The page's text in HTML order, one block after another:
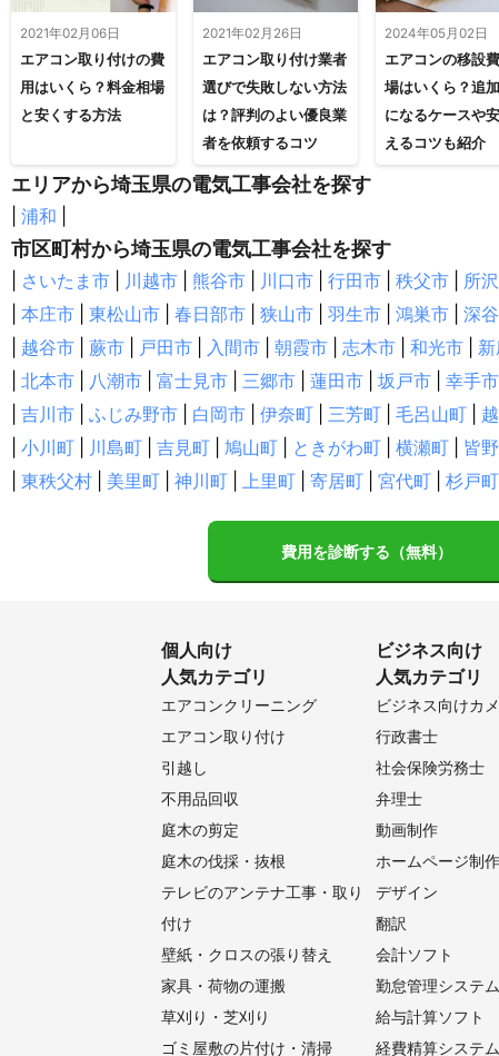
2021年02月06日
エアコン取り付けの費
用はいくら？料金相場
と安くする方法
2021年02月26日
エアコン取り付け業者
選びで失敗しない方法
は？評判のよい優良業
者を依頼するコツ
2024年05月02日
エアコンの移設
場はいくら？追
になるケースや
えるコツも紹介
エリアから埼玉県の電気工事会社を探す
浦和
市区町村から埼玉県の電気工事会社を探す
さいたま市 川越市 熊谷市 川口市 行田市 秩父市 所
本庄市 東松山市 春日部市 狭山市 羽生市 鴻巣市 深
越谷市 蕨市 戸田市 入間市 朝霞市 志木市 和光市
北本市 八潮市 富士見市 三郷市 蓮田市 坂戸市 幸手市
吉川市 ふじみ野市 白岡市 伊奈町 三芳町 毛呂山町
小川町 川島町 吉見町 鳩山町 ときがわ町 横瀬町 皆
東秩父村 美里町 神川町 上里町 寄居町 宮代町 杉戸町
費用を診断する（無料）
個人向け
人気カテゴリ
エアコンクリーニング
エアコン取り付け
引越し
不用品回収
庭木の剪定
庭木の伐採・抜根
テレビのアンテナ工事・取り
付け
壁紙・クロスの張り替え
家具・荷物の運搬
草刈り・芝刈り
ゴミ屋敷の片付け・清掃
ビジネス向け
人気カテゴリ
ビジネス向けカ
行政書士
社会保険労務士
弁理士
動画制作
ホームページ制作
デザイン
翻訳
会計ソフト
勤怠管理システム
給与計算ソフト
経費精算システム